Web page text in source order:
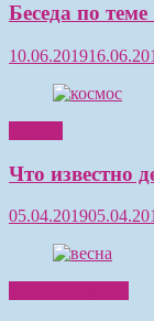
Беседа по
10.06.2019
Что известно
05.04.2019